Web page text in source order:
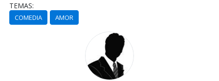
TEMAS:
COMEDIA AMOR